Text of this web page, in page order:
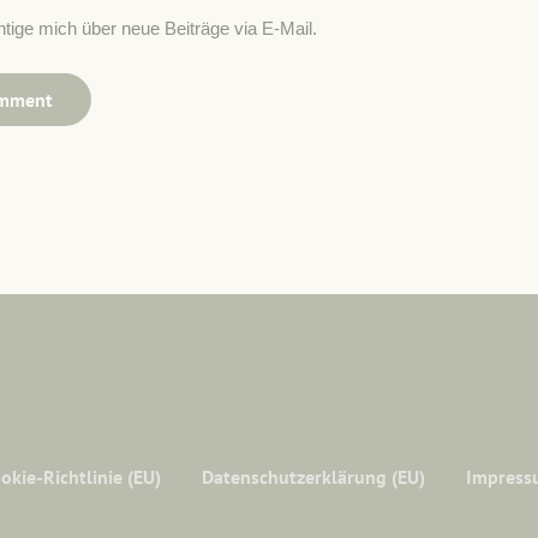
mich über neue Beiträge via E-Mail.
Richtlinie (EU) Datenschutzerklärung (EU)